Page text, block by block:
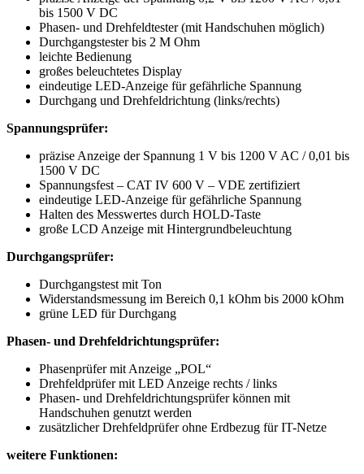
bis 1500 V DC
Phasen- und Drehfeldtester (mit Handschuhen möglich)
Durchgangstester bis 2 M Ohm
leichte Bedienung
großes beleuchtetes Display
eindeutige LED-Anzeige für gefährliche Spannung
Durchgang und Drehfeldrichtung (links/rechts)
Spannungsprüfer:
präzise Anzeige der Spannung 1 V bis 1200 V AC / 0,01 bis
1500 V DC
Spannungsfest – CAT IV 600 V – VDE zertifiziert
eindeutige LED-Anzeige für gefährliche Spannung
Halten des Messwertes durch HOLD-Taste
große LCD Anzeige mit Hintergrundbeleuchtung
Durchgangsprüfer:
Durchgangstest mit Ton
Widerstandsmessung im Bereich 0,1 kOhm bis 2000 kOhm
grüne LED für Durchgang
Phasen- und Drehfeldrichtungsprüfer:
Phasenprüfer mit Anzeige „POL“
Drehfeldprüfer mit LED Anzeige rechts / links
Phasen- und Drehfeldrichtungsprüfer können mit
Handschuhen genutzt werden
zusätzlicher Drehfeldprüfer ohne Erdbezug für IT-Netze
weitere Funktionen: